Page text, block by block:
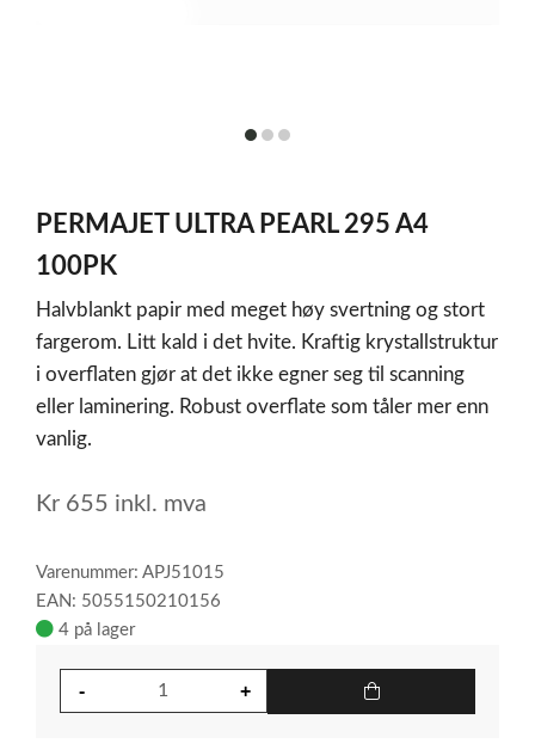
itemitemitem
of
3
PERMAJET ULTRA PEARL 295 A4
100PK
Halvblankt papir med meget høy svertning og stort
fargerom. Litt kald i det hvite. Kraftig krystallstruktur
i overflaten gjør at det ikke egner seg til scanning
eller laminering. Robust overflate som tåler mer enn
vanlig.
Kr 655 inkl. mva
Varenummer: APJ51015
EAN: 5055150210156
4 på lager